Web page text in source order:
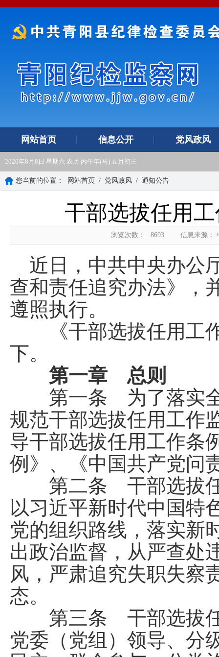
网站首页 信息公开 党风政风
2026年8月8日 星期六 农历 丙午年(马) 五月初三
您当前的位置： 网站首页 / 党风政风 / 通知公告
干部选拔任用
浏览次数： 8693 信息来源：
近日，中共中央办公
查和责任追究办法》，
遵照执行。
《干部选拔任用工作
下。
第一章 总则
第一条 为了落实全
规范干部选拔任用工作
导干部选拔任用工作条
例》、《中国共产党问
第二条 干部选拔任
以习近平新时代中国特
党的组织路线，落实新
出政治监督，从严查处
风，严肃追究失职失察
态。
第三条 干部选拔任
党委（党组）领导、分